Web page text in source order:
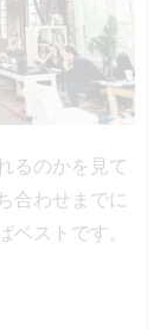
るのかを見て
合わせまでに
ストです。